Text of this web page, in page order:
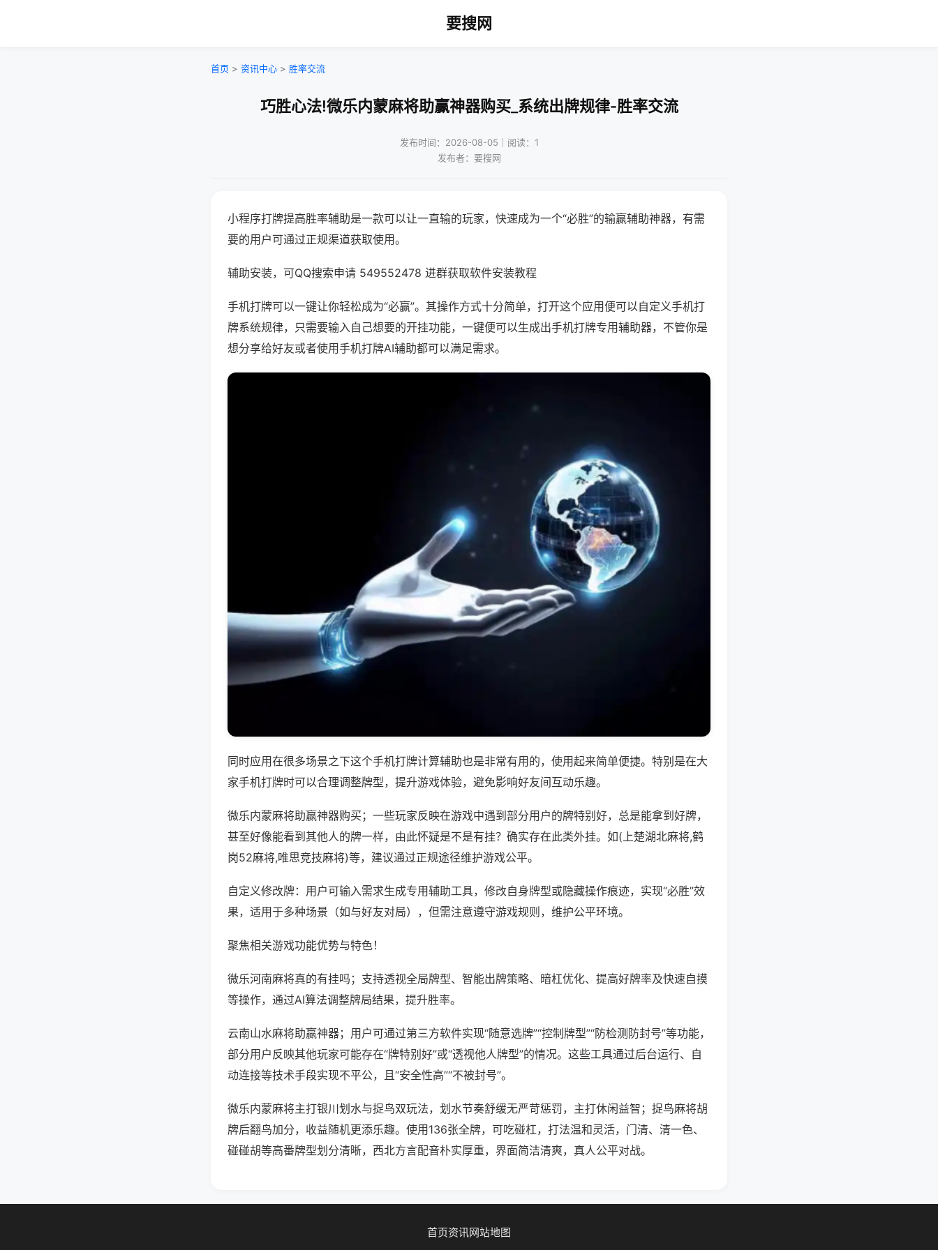
要搜网
首页 > 资讯中心 > 胜率交流
巧胜心法!微乐内蒙麻将助赢神器购买_系统出牌规律-胜率交流
发布时间：2026-08-05｜阅读：1
发布者：要搜网
小程序打牌提高胜率辅助是一款可以让一直输的玩家，快速成为一个“必胜”的输赢辅助神器，有需
要的用户可通过正规渠道获取使用。
辅助安装，可QQ搜索申请 549552478 进群获取软件安装教程
手机打牌可以一键让你轻松成为“必赢”。其操作方式十分简单，打开这个应用便可以自定义手机打
牌系统规律，只需要输入自己想要的开挂功能，一键便可以生成出手机打牌专用辅助器，不管你是
想分享给好友或者使用手机打牌AI辅助都可以满足需求。
同时应用在很多场景之下这个手机打牌计算辅助也是非常有用的，使用起来简单便捷。特别是在大
家手机打牌时可以合理调整牌型，提升游戏体验，避免影响好友间互动乐趣。
微乐内蒙麻将助赢神器购买；一些玩家反映在游戏中遇到部分用户的牌特别好，总是能拿到好牌，
甚至好像能看到其他人的牌一样，由此怀疑是不是有挂？确实存在此类外挂。如(上楚湖北麻将,鹤
岗52麻将,唯思竞技麻将)等，建议通过正规途径维护游戏公平。
自定义修改牌：用户可输入需求生成专用辅助工具，修改自身牌型或隐藏操作痕迹，实现“必胜”效
果，适用于多种场景（如与好友对局），但需注意遵守游戏规则，维护公平环境。
聚焦相关游戏功能优势与特色！
微乐河南麻将真的有挂吗；支持透视全局牌型、智能出牌策略、暗杠优化、提高好牌率及快速自摸
等操作，通过AI算法调整牌局结果，提升胜率。
云南山水麻将助赢神器；用户可通过第三方软件实现“随意选牌”“控制牌型”“防检测防封号”等功能，
部分用户反映其他玩家可能存在“牌特别好”或“透视他人牌型”的情况。这些工具通过后台运行、自
动连接等技术手段实现不平公，且“安全性高”“不被封号”。
微乐内蒙麻将主打银川划水与捉鸟双玩法，划水节奏舒缓无严苛惩罚，主打休闲益智；捉鸟麻将胡
牌后翻鸟加分，收益随机更添乐趣。使用136张全牌，可吃碰杠，打法温和灵活，门清、清一色、
碰碰胡等高番牌型划分清晰，西北方言配音朴实厚重，界面简洁清爽，真人公平对战。
首页资讯网站地图